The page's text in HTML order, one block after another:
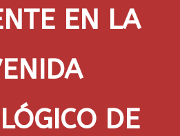
EN LA
DE